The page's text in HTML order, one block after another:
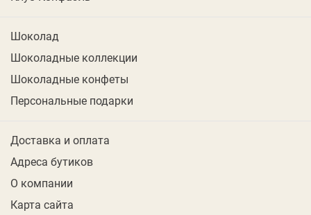
Шоколад
Шоколадные коллекции
Шоколадные конфеты
Персональные подарки
Доставка и оплата
Адреса бутиков
О компании
Карта сайта